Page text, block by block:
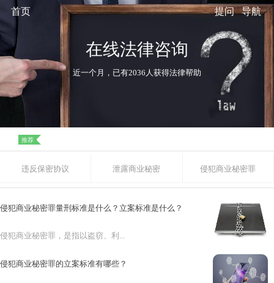
首页 导航
提问
在线法律咨询
近一个月，已有2036人获得法律帮助
推荐
违反保密协议 泄露商业秘密 侵犯商业秘密罪
侵犯商业秘密罪量刑标准是什么？立案标准是什么？
侵犯商业秘密罪，是指以盗窃、利...
侵犯商业秘密罪的立案标准有哪些？